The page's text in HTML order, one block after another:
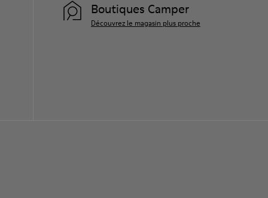
Boutiques Camper
Découvrez le magasin plus proche